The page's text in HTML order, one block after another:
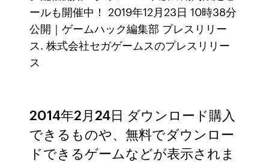
ールも開催中！ 2019年12月23日 10時38分
公開｜ゲームハック編集部 プレスリリー
ス. 株式会社セガゲームスのプレスリリー
ス
2014年2月24日 ダウンロード購入
できるものや、無料でダウンロー
ドできるゲームなどが表示されま